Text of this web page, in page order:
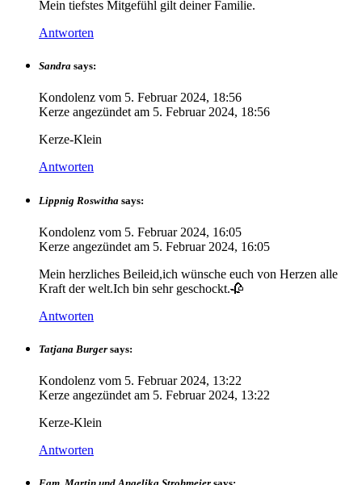
Mein tiefstes Mitgefühl gilt deiner Familie.
Antworten
Sandra says:
Kondolenz vom 5. Februar 2024, 18:56
Kerze angezündet am 5. Februar 2024, 18:56
Kerze-Klein
Antworten
Lippnig Roswitha says:
Kondolenz vom 5. Februar 2024, 16:05
Kerze angezündet am 5. Februar 2024, 16:05
Mein herzliches Beileid,ich wünsche euch von Herzen alle
Kraft der welt.Ich bin sehr geschockt.🥀
Antworten
Tatjana Burger says:
Kondolenz vom 5. Februar 2024, 13:22
Kerze angezündet am 5. Februar 2024, 13:22
Kerze-Klein
Antworten